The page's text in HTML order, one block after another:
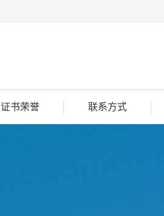
证书荣誉 联系方式